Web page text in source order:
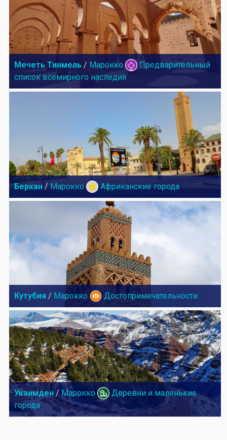
Мечеть Тинмель / Марокко
Предварительный
список всемирного наследия
Беркан / Марокко Африканские города
Кутубия / Марокко Достопримечательности
Укаимден/ Марокко
Деревни и маленькие
города